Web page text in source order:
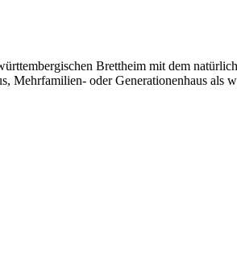
Brettheim mit dem
oder Generationenhaus als